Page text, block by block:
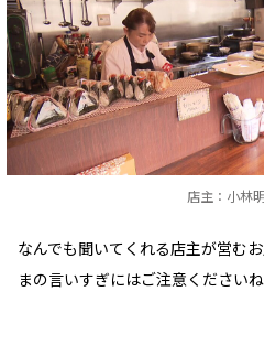
店主：小林
なんでも聞いてくれる店主が営む
まの言いすぎにはご注意くださいね